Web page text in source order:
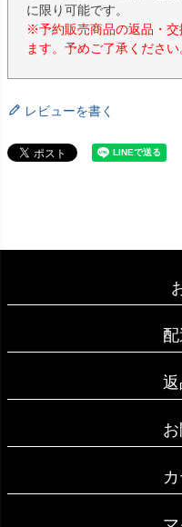
に限り可能です。
※予約販売商品の返品・交
ます。予めご了承ください
レビューを書く